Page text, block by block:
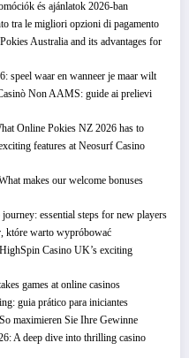
és ajánlatok 2026-ban
tra le migliori opzioni di pagamento
Australia and its advantages for
speel waar en wanneer je maar wilt
Non AAMS: guide ai prelievi
Online Pokies NZ 2026 has to
features at Neosurf Casino
makes our welcome bonuses
essential steps for new players
które warto wypróbować
Casino UK’s exciting
games at online casinos
guia prático para iniciantes
maximieren Sie Ihre Gewinne
A deep dive into thrilling casino